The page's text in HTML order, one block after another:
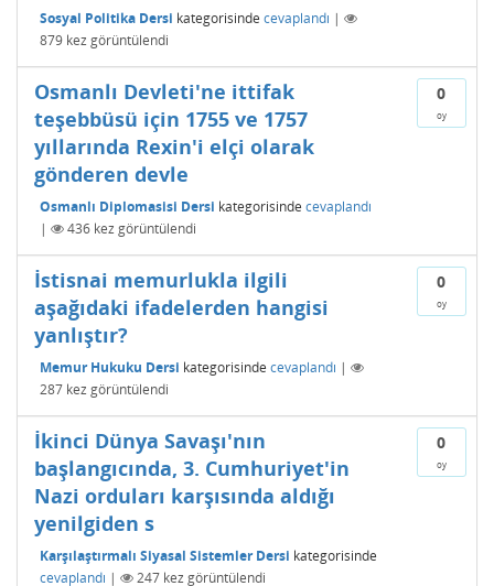
Sosyal Politika Dersi kategorisinde cevaplandı |
879 kez görüntülendi
0
oy
Osmanlı Devleti'ne ittifak
teşebbüsü için 1755 ve 1757
yıllarında Rexin'i elçi olarak
gönderen devle
Osmanlı Diplomasisi Dersi kategorisinde cevaplandı
|
436 kez görüntülendi
0
oy
İstisnai memurlukla ilgili
aşağıdaki ifadelerden hangisi
yanlıştır?
Memur Hukuku Dersi kategorisinde cevaplandı |
287 kez görüntülendi
0
oy
İkinci Dünya Savaşı'nın
başlangıcında, 3. Cumhuriyet'in
Nazi orduları karşısında aldığı
yenilgiden s
Karşılaştırmalı Siyasal Sistemler Dersi kategorisinde
cevaplandı | 247 kez görüntülendi